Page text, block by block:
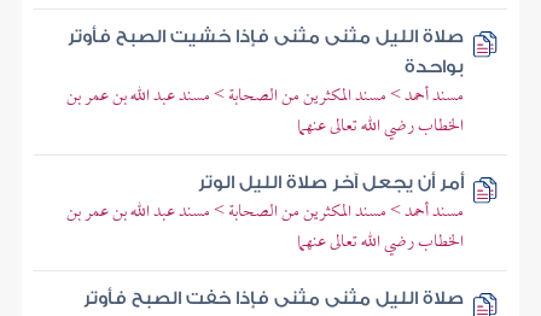
صلاة الليل مثنى مثنى فإذا خشيت الصبح فأوتر
بواحدة
مسند أحمد > مسند المكثرين من الصحابة > مسند عبد الله بن عمر بن
الخطاب رضي الله تعالى عنهما
أمر أن يجعل آخر صلاة الليل الوتر
مسند أحمد > مسند المكثرين من الصحابة > مسند عبد الله بن عمر بن
الخطاب رضي الله تعالى عنهما
صلاة الليل مثنى مثنى فإذا خفت الصبح فأوتر